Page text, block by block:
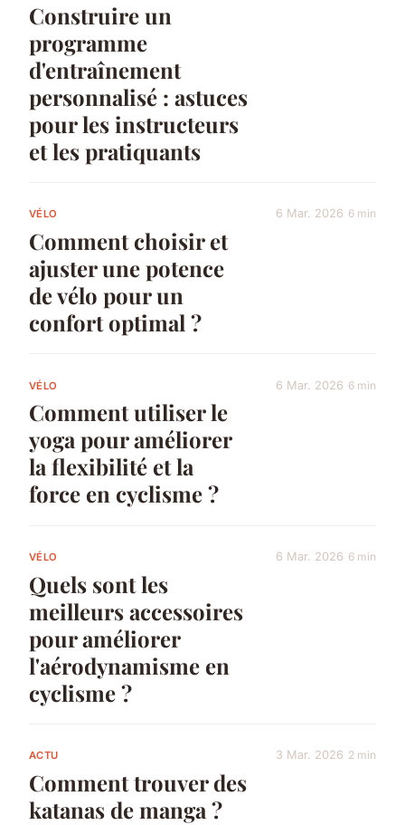
Construire un
programme
d'entraînement
personnalisé : astuces
pour les instructeurs
et les pratiquants
VÉLO
Comment choisir et
ajuster une potence
de vélo pour un
confort optimal ?
6 Mar. 2026 6 min
VÉLO
Comment utiliser le
yoga pour améliorer
la flexibilité et la
force en cyclisme ?
6 Mar. 2026 6 min
VÉLO
Quels sont les
meilleurs accessoires
pour améliorer
l'aérodynamisme en
cyclisme ?
6 Mar. 2026 6 min
ACTU
Comment trouver des
katanas de manga ?
3 Mar. 2026 2 min